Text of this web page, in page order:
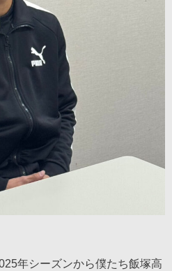
年シーズンから僕たち飯塚高